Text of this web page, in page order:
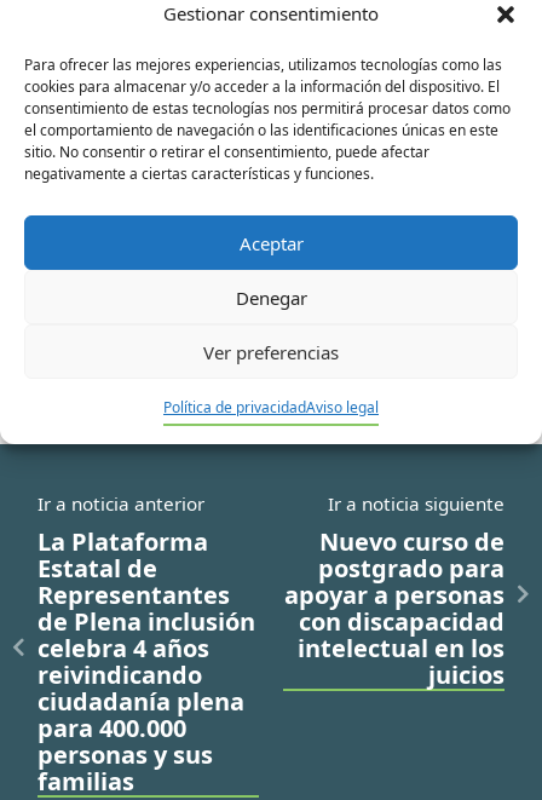
Gestionar consentimiento
Para ofrecer las mejores experiencias, utilizamos tecnologías como las
cookies para almacenar y/o acceder a la información del dispositivo. El
consentimiento de estas tecnologías nos permitirá procesar datos como
el comportamiento de navegación o las identificaciones únicas en este
sitio. No consentir o retirar el consentimiento, puede afectar
negativamente a ciertas características y funciones.
Aceptar
Denegar
Ver preferencias
Política de privacidadAviso legal
Nombre*
Correo
Web
Ir a noticia anterior
La Plataforma
Estatal de
Representantes
de Plena inclusión
celebra 4 años
reivindicando
ciudadanía plena
para 400.000
personas y sus
familias
Ir a noticia siguiente
Nuevo curso de
postgrado para
apoyar a personas
con discapacidad
intelectual en los
juicios